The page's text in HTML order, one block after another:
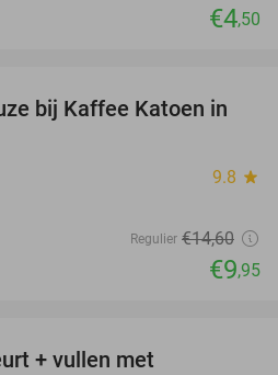
€4,50
32%
bij Kaffee Katoen in
9.8 star
Regulier €14,60
€9,95
+ vullen met